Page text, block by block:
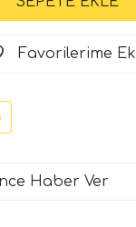
Favorilerime
Haber Ver